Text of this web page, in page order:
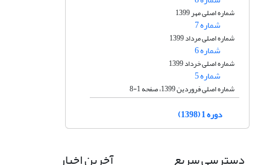
شماره اصلی مهر 1399
شماره 7
شماره اصلی مرداد 1399
شماره 6
شماره اصلی خرداد 1399
شماره 5
شماره اصلی فروردین 1399، صفحه 1-8
دوره 1 (1398)
دسترسی سریع آخرین اخبار